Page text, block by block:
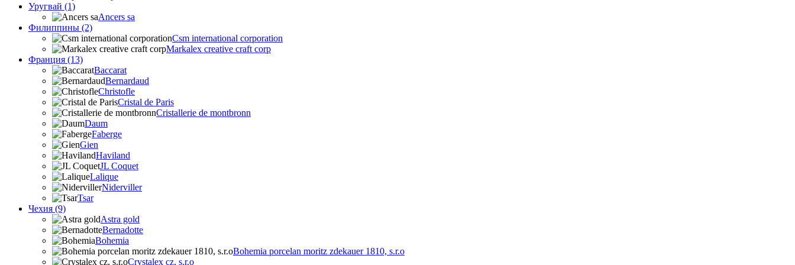
Уругвай (1)
Ancers sa
Филиппины (2)
Csm international corporation
Markalex creative craft corp
Франция (13)
Baccarat
Bernardaud
Christofle
Cristal de Paris
Cristallerie de montbronn
Daum
Faberge
Gien
Haviland
JL Coquet
Lalique
Niderviller
Tsar
Чехия (9)
Astra gold
Bernadotte
Bohemia
Bohemia porcelan moritz zdekauer 1810, s.r.o
Crystalex cz, s.r.o